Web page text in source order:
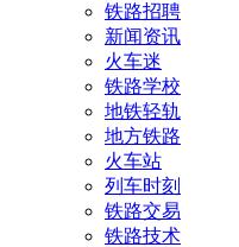
铁路招聘
新闻资讯
火车迷
铁路学校
地铁轻轨
地方铁路
火车站
列车时刻
铁路交易
铁路技术